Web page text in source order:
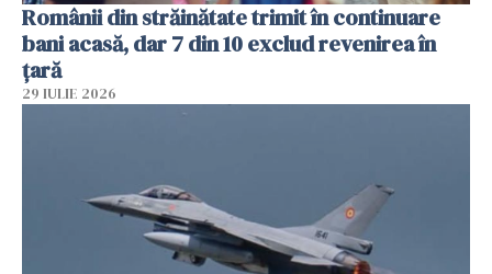
Românii din străinătate trimit în continuare
bani acasă, dar 7 din 10 exclud revenirea în
țară
29 IULIE 2026